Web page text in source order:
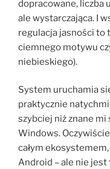
dopracowane, liczba
ale wystarczająca. I
regulacja jasności to
ciemnego motywu
niebieskiego).
System uruchamia
praktycznie
szybciej niż znane
Windows.
całym
Android – ale nie